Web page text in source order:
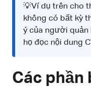
💡Ví dụ trên cho
không có bất kỳ
ý của người quản
họ đọc nội dung
Các phần